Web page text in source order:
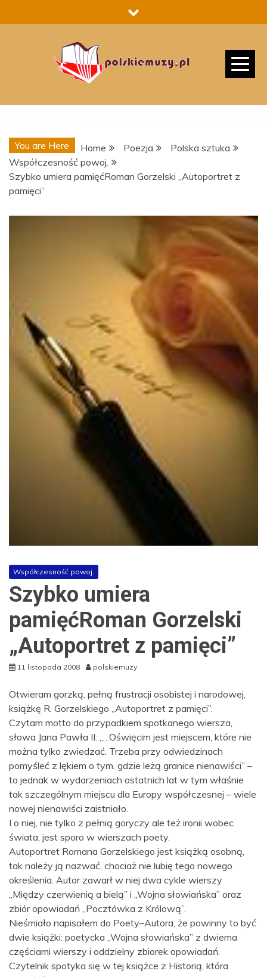
to
You are Here Home Poezja
Polska sztuka
Współczesność powoj.
Szybko umiera pamięćRoman Gorzelski „Autoportret z
pamięci”
Współczesność powoj.
Szybko umiera
pamięćRoman Gorzelski
„Autoportret z pamięci”
11 listopada 2008 polskiemuzy
Otwieram gorzką, pełną frustracji osobistej i narodowej,
książkę R. Gorzelskiego „Autoportret z pamięci”.
Czytam motto do przypadkiem spotkanego wiersza,
słowa Jana Pawła II: „…Oświęcim jest miejscem, które nie
można tylko zwiedzać. Trzeba przy odwiedzinach
pomyśleć z lękiem o tym, gdzie leżą granice nienawiści” –
to jednak w wydarzeniach ostatnich lat w tym właśnie
tak szczególnym miejscu dla Europy współczesnej – wiele
nowej nienawiści zaistniało.
I o niej, nie tylko z pełnią goryczy ale też ironii wobec
świata, jest sporo w wierszach poety.
Autoportret Romana Gorzelskiego jest książką osobną,
tak należy ją nazwać, chociaż nie lubię tego nowego
określenia. Autor zawarł w niej dwa cykle wierszy
„Między czerwienią a bielą” i „Wojna słowiańska” oraz
zbiór opowiadań „Pocztówka z Królową”.
Nieśmiało napisałem do Poety–Autora, że powinny to być
dwie książki: poetycka „Wojna słowiańska” z dwiema
częściami wierszy i oddzielny zbiorek opowiadań.
Czytelnik spotyka się w tej książce z Historią, która